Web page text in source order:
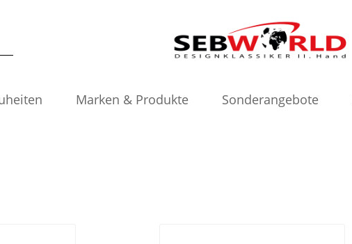
Marken & Produkte Sonderangebote